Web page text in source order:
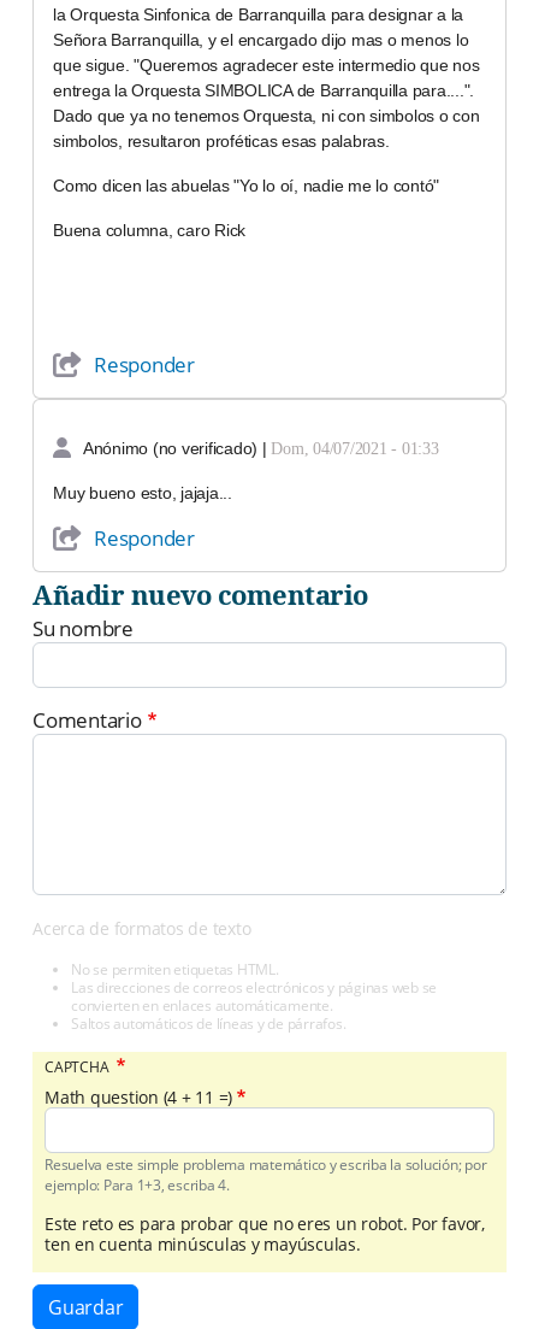
la Orquesta Sinfonica de Barranquilla para designar a la
Señora Barranquilla, y el encargado dijo mas o menos lo
que sigue. "Queremos agradecer este intermedio que nos
entrega la Orquesta SIMBOLICA de Barranquilla para....".
Dado que ya no tenemos Orquesta, ni con simbolos o con
simbolos, resultaron proféticas esas palabras.
Como dicen las abuelas "Yo lo oí, nadie me lo contó"
Buena columna, caro Rick
Responder
Anónimo (no verificado) | Dom, 04/07/2021 - 01:33
Muy bueno esto, jajaja...
Responder
Añadir nuevo comentario
Su nombre
Comentario
Acerca de formatos de texto
No se permiten etiquetas HTML.
Las direcciones de correos electrónicos y páginas web se
convierten en enlaces automáticamente.
Saltos automáticos de líneas y de párrafos.
CAPTCHA
Math question (4 + 11 =)
Resuelva este simple problema matemático y escriba la solución; por
ejemplo: Para 1+3, escriba 4.
Este reto es para probar que no eres un robot. Por favor,
ten en cuenta minúsculas y mayúsculas.
Guardar